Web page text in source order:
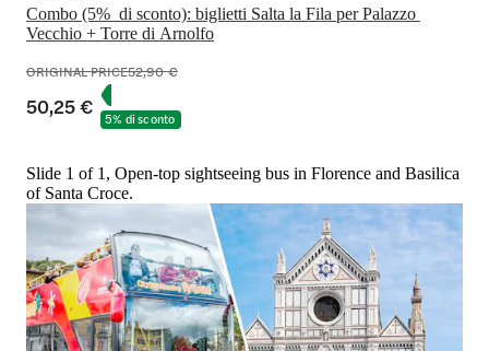
Combo (5%  di sconto): biglietti Salta la Fila per Palazzo
Vecchio + Torre di Arnolfo
ORIGINAL PRICE52,90 €
50,25 € 5% di sconto
Slide 1 of 1, Open-top sightseeing bus in Florence and Basilica
of Santa Croce.